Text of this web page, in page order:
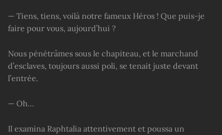
— Tiens, tiens, voilà notre fameux Héros ! Que puis-je
faire pour vous, aujourd’hui ?
Nous pénétrâmes sous le chapiteau, et le marchand
d’esclaves, toujours aussi poli, se tenait juste devant
l’entrée.
— Oh…
Il examina Raphtalia attentivement et poussa un